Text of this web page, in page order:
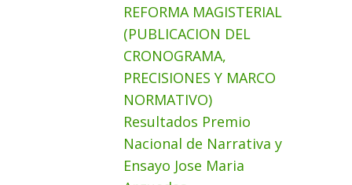
REFORMA MAGISTERIAL
(PUBLICACION DEL
CRONOGRAMA,
PRECISIONES Y MARCO
NORMATIVO)
Resultados Premio
Nacional de Narrativa y
Ensayo Jose Maria